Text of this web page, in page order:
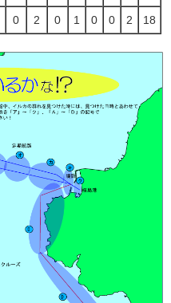
0 2 0 1 0 0 2 18